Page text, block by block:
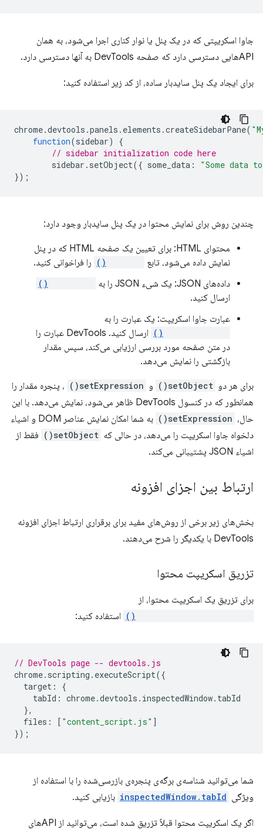
جاوا اسکریپتی که در یک پنل یا نوار کناری اجرا می‌شود، به همان
APIهایی دسترسی دارد که صفحه DevTools به آنها دسترسی دارد.
برای ایجاد یک پنل سایدبار ساده، از کد زیر استفاده کنید:
chrome.devtools .panels . elements .createSidebarPane(
function(sidebar)
{
// sidebar initialization code here
sidebar . setObject({ some_data :
"Some data
});
چندین روش برای نمایش محتوا در یک پنل سایدبار وجود دارد:
محتوای HTML: برای تعیین یک صفحه HTML که در پنل
نمایش داده می‌شود، تابع
را فراخوانی کنید.
داده‌های JSON: یک شیء JSON را به
ارسال کنید.
عبارت جاوا اسکریپت: یک عبارت را به
ارسال کنید. DevTools عبارت را
در متن صفحه مورد بررسی ارزیابی می‌کند، سپس مقدار
بازگشتی را نمایش می‌دهد.
برای هر دو setObject() و setExpression()
، پنجره مقدار را
همانطور که در کنسول DevTools ظاهر می‌شود، نمایش می‌دهد. با این
حال، setExpression()
به شما امکان نمایش عناصر DOM و اشیاء
دلخواه جاوا اسکریپت را می‌دهد، در حالی که setObject()
فقط از
اشیاء JSON پشتیبانی می‌کند.
ارتباط بین اجزای افزونه
بخش‌های زیر برخی از روش‌های مفید برای برقراری ارتباط اجزای افزونه
DevTools با یکدیگر را شرح می‌دهند.
تزریق اسکریپت محتوا
برای تزریق یک اسکریپت محتوا، از
استفاده کنید:
// DevTools page -- devtools.js
chrome. scripting . executeScript({
target :
{
tabId : chrome.devtools . inspectedWindow. tabId
},
files : [ "content_script.js" ]
});
شما می‌توانید شناسه‌ی برگه‌ی پنجره‌ی بازرسی‌شده را با استفاده از
ویژگی inspectedWindow.tabId بازیابی کنید.
اگر یک اسکریپت محتوا قبلاً تزریق شده است، می‌توانید از APIهای